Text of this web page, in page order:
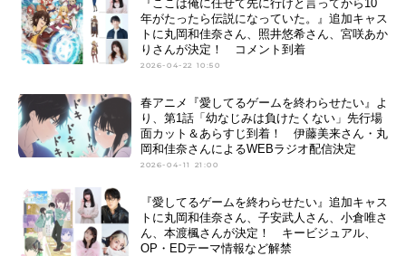
『ここは俺に任せて先に行けと言ってから10
年がたったら伝説になっていた。』追加キャス
トに丸岡和佳奈さん、照井悠希さん、宮咲あか
りさんが決定！ コメント到着
2026-04-22 10:50
春アニメ『愛してるゲームを終わらせたい』よ
り、第1話「幼なじみは負けたくない」先行場
面カット＆あらすじ到着！ 伊藤美来さん・丸
岡和佳奈さんによるWEBラジオ配信決定
2026-04-11 21:00
『愛してるゲームを終わらせたい』追加キャス
トに丸岡和佳奈さん、子安武人さん、小倉唯さ
ん、本渡楓さんが決定！ キービジュアル、
OP・EDテーマ情報など解禁